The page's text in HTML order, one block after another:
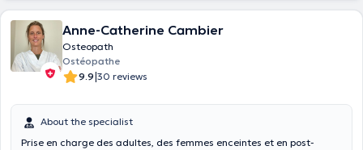
Anne-Catherine Cambier
Osteopath
Ostéopathe
9.9|30 reviews
About the specialist
Prise en charge des adultes, des femmes enceintes et en post-